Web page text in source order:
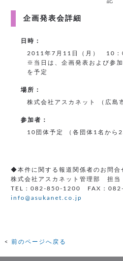
企画発表会詳細
日時：
2011年7月11日（月） 10：
※当日は、企画発表および参
を予定
場所：
株式会社アスカネット （広島
参加者：
10団体予定 （各団体1名から2
◆本件に関する報道関係者のお問合
株式会社アスカネット管理部 担当
TEL：082-850-1200 FAX：
info@asukanet.co.jp
前のページへ戻る